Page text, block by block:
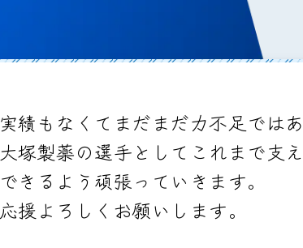
実績もなくてまだまだ力不足ではあ
大塚製薬の選手としてこれまで支
できるよう頑張っていきます。
応援よろしくお願いします。